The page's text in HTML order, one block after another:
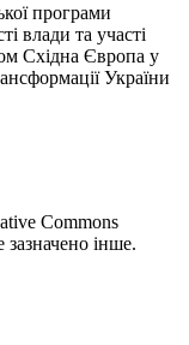
програми
влади та участі
Східна Європа у
України
Commons
інше.